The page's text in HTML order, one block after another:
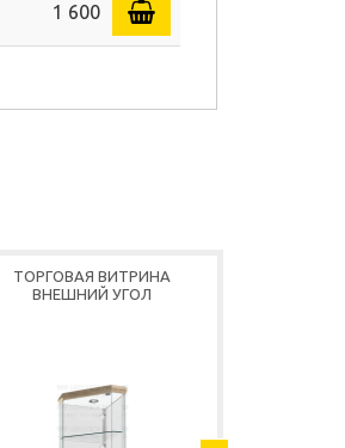
1 600
ТОРГОВАЯ ВИТРИНА
ВНЕШНИЙ УГОЛ